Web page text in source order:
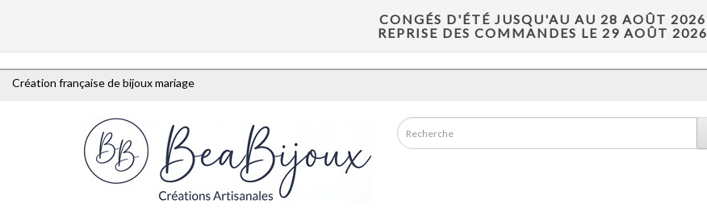
CONGÉS D'ÉTÉ JUSQU'AU AU 28 AOÛT 2026
REPRISE DES COMMANDES LE 29 AOÛT 2026
Création française de bijoux mariage